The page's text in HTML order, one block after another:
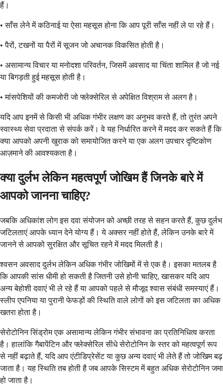
हैं।
• साँस लेने में कठिनाई या ऐसा महसूस होना कि आप पूरी साँस नहीं ले पा रहे हैं।
• पैरों, टखनों या पैरों में सूजन जो अचानक विकसित होती है।
• असामान्य विचार या मनोदशा परिवर्तन, जिसमें अवसाद या चिंता शामिल है जो नई
या बिगड़ती हुई महसूस होती है।
• मांसपेशियों की कमजोरी जो फ्लेक्सेरिल से अपेक्षित विश्राम से अलग है।
यदि आप इनमें से किसी भी अधिक गंभीर लक्षण का अनुभव करते हैं, तो तुरंत अपने
स्वास्थ्य सेवा प्रदाता से संपर्क करें। वे यह निर्धारित करने में मदद कर सकते हैं कि
क्या आपको अपनी खुराक को समायोजित करने या एक अलग उपचार दृष्टिकोण
आज़माने की आवश्यकता है।
क्या दुर्लभ लेकिन महत्वपूर्ण जोखिम हैं जिनके बारे में
आपको जानना चाहिए?
जबकि अधिकांश लोग इस दवा संयोजन को अच्छी तरह से सहन करते हैं, कुछ दुर्लभ
जटिलताएं आपके ध्यान देने योग्य हैं। ये अक्सर नहीं होते हैं, लेकिन उनके बारे में
जानने से आपको सुरक्षित और सूचित रहने में मदद मिलती है।
श्वसन अवसाद दुर्लभ लेकिन अधिक गंभीर जोखिमों में से एक है। इसका मतलब है
कि आपकी सांस धीमी हो सकती है जितनी उसे होनी चाहिए, खासकर यदि आप
अन्य बेहोशी दवाएं भी ले रहे हैं या आपको पहले से मौजूद श्वास संबंधी समस्याएं हैं।
स्लीप एपनिया या पुरानी फेफड़ों की स्थिति वाले लोगों को इस जटिलता का अधिक
खतरा होता है।
सेरोटोनिन सिंड्रोम एक असामान्य लेकिन गंभीर संभावना का प्रतिनिधित्व करता
है। हालांकि गैबापेंटिन और फ्लेक्सेरिल सीधे सेरोटोनिन के स्तर को महत्वपूर्ण रूप
से नहीं बढ़ाते हैं, यदि आप एंटीडिप्रेसेंट या कुछ अन्य दवाएं भी लेते हैं तो जोखिम बढ़
जाता है। यह स्थिति तब होती है जब आपके सिस्टम में बहुत अधिक सेरोटोनिन जमा
हो जाता है।